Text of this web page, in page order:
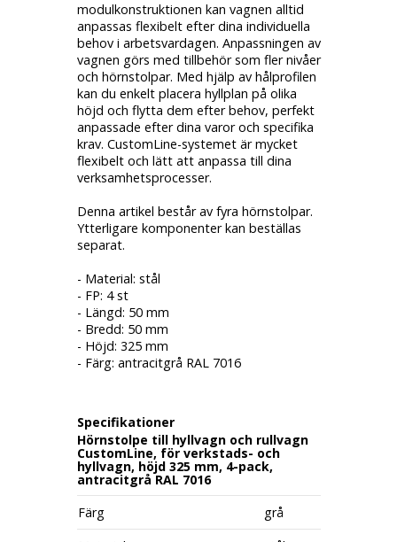
modulkonstruktionen kan vagnen alltid
anpassas flexibelt efter dina individuella
behov i arbetsvardagen. Anpassningen av
vagnen görs med tillbehör som fler nivåer
och hörnstolpar. Med hjälp av hålprofilen
kan du enkelt placera hyllplan på olika
höjd och flytta dem efter behov, perfekt
anpassade efter dina varor och specifika
krav. CustomLine-systemet är mycket
flexibelt och lätt att anpassa till dina
verksamhetsprocesser.
Denna artikel består av fyra hörnstolpar.
Ytterligare komponenter kan beställas
separat.
- Material: stål
- FP: 4 st
- Längd: 50 mm
- Bredd: 50 mm
- Höjd: 325 mm
- Färg: antracitgrå RAL 7016
Specifikationer
Hörnstolpe till hyllvagn och rullvagn
CustomLine, för verkstads- och
hyllvagn, höjd 325 mm, 4-pack,
antracitgrå RAL 7016
Färg
grå